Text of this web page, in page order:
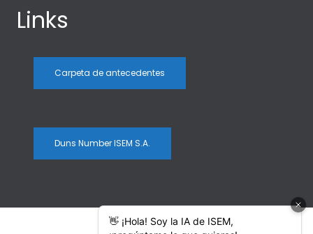
Links
Carpeta de antecedentes
Duns Number ISEM S.A.